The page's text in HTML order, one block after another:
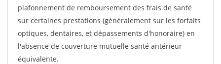
plafonnement de remboursement des frais de santé
sur certaines prestations (généralement sur les forfaits
optiques, dentaires, et dépassements d'honoraire) en
l'absence de couverture mutuelle santé antérieur
équivalente.